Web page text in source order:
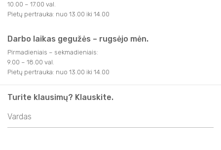
10.00 – 17.00 val.
Pietų pertrauka: nuo 13.00 iki 14.00
Darbo laikas gegužės – rugsėjo mėn.
Pirmadieniais – sekmadieniais:
9.00 – 18.00 val.
Pietų pertrauka: nuo 13.00 iki 14.00
Turite klausimų? Klauskite.